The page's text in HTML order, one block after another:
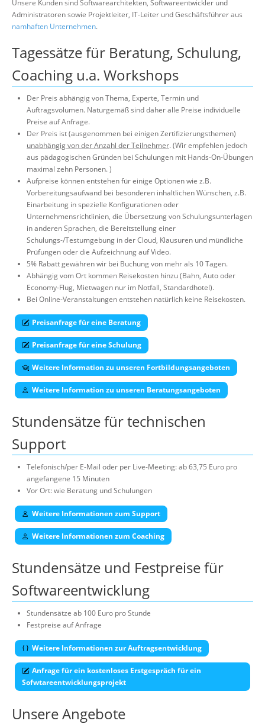
Über uns
Suche
Unsere Kunden sind Softwarearchitekten, Softwareentwickler und
Administratoren sowie Projektleiter, IT-Leiter und Geschäftsführer aus
namhaften Unternehmen.
Tagessätze für Beratung, Schulung,
Coaching u.a. Workshops
Der Preis abhängig von Thema, Experte, Termin und
Auftragsvolumen. Naturgemäß sind daher alle Preise individuelle
Preise auf Anfrage.
Der Preis ist (ausgenommen bei einigen Zertifizierungsthemen)
unabhängig von der Anzahl der Teilnehmer. (Wir empfehlen jedoch
aus pädagogischen Gründen bei Schulungen mit Hands-On-Übungen
maximal zehn Personen. )
Aufpreise können entstehen für einige Optionen wie z.B.
Vorbereitungsaufwand bei besonderen inhaltlichen Wünschen, z.B.
Einarbeitung in spezielle Konfigurationen oder
Unternehmensrichtlinien, die Übersetzung von Schulungsunterlagen
in anderen Sprachen, die Bereitstellung einer
Schulungs-/Testumgebung in der Cloud, Klausuren und mündliche
Prüfungen oder die Aufzeichnung auf Video.
5% Rabatt gewähren wir bei Buchung von mehr als 10 Tagen.
Abhängig vom Ort kommen Reisekosten hinzu (Bahn, Auto oder
Economy-Flug, Mietwagen nur im Notfall, Standardhotel).
Bei Online-Veranstaltungen entstehen natürlich keine Reisekosten.
Preisanfrage für eine Beratung
Preisanfrage für eine Schulung
Weitere Information zu unseren Fortbildungsangeboten
Weitere Information zu unseren Beratungsangeboten
Stundensätze für technischen
Support
Telefonisch/per E-Mail oder per Live-Meeting: ab 63,75 Euro pro
angefangene 15 Minuten
Vor Ort: wie Beratung und Schulungen
Weitere Informationen zum Support
Weitere Informationen zum Coaching
Stundensätze und Festpreise für
Softwareentwicklung
Stundensätze ab 100 Euro pro Stunde
Festpreise auf Anfrage
Weitere Informationen zur Auftragsentwicklung
Anfrage für ein kostenloses Erstgespräch für ein
Sofwtareentwicklungsprojekt
Unsere Angebote